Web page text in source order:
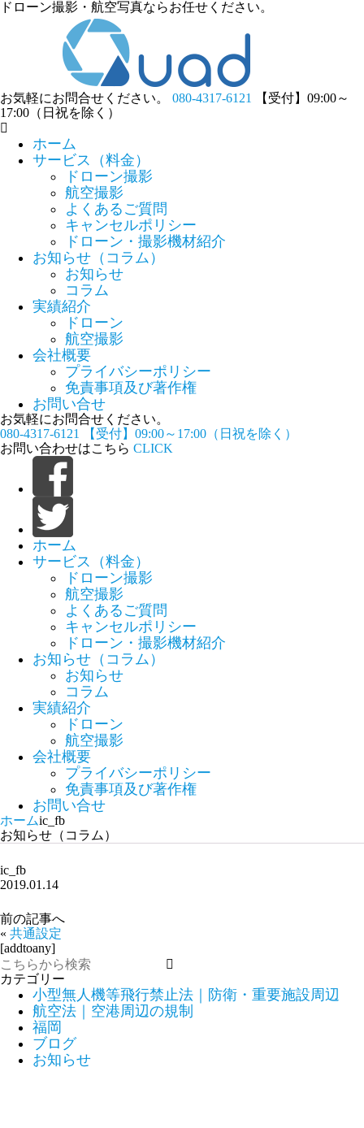
ドローン撮影・航空写真ならお任せください。
お気軽にお問合せください。 080-4317-6121
【受付】09:00～
17:00（日祝を除く）
ホーム
サービス（料金）
ドローン撮影
航空撮影
よくあるご質問
キャンセルポリシー
ドローン・撮影機材紹介
お知らせ（コラム）
お知らせ
コラム
実績紹介
ドローン
航空撮影
会社概要
プライバシーポリシー
免責事項及び著作権
お問い合せ
お気軽にお問合せください。
080-4317-6121
【受付】09:00～17:00（日祝を除く）
お問い合わせはこちら CLICK
ホーム
サービス（料金）
ドローン撮影
航空撮影
よくあるご質問
キャンセルポリシー
ドローン・撮影機材紹介
お知らせ（コラム）
お知らせ
コラム
実績紹介
ドローン
航空撮影
会社概要
プライバシーポリシー
免責事項及び著作権
お問い合せ
ホームic_fb
お知らせ（コラム）
ic_fb
2019.01.14
前の記事へ
« 共通設定
[addtoany]
カテゴリー
小型無人機等飛行禁止法｜防衛・重要施設周辺
航空法｜空港周辺の規制
福岡
ブログ
お知らせ